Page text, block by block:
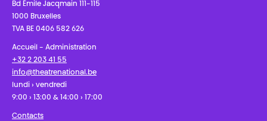
Bd Émile Jacqmain 111-115
1000 Bruxelles
TVA BE 0406 582 626
Accueil - Administration
+32 2 203 41 55
info@theatrenational.be
lundi › vendredi
9:00 › 13:00 & 14:00 › 17:00
Contacts